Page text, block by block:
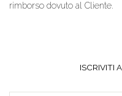
rimborso dovuto al Cliente.
ISCRIVITI